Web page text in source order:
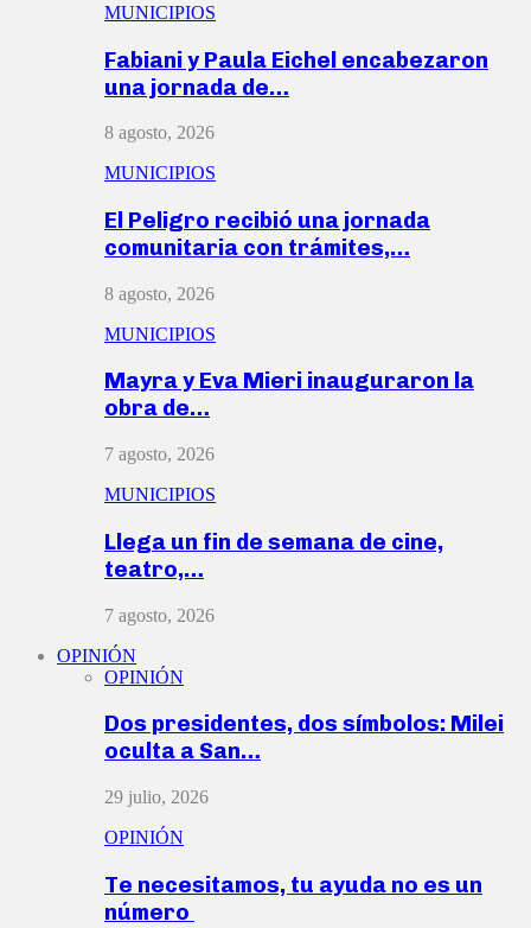
MUNICIPIOS
Fabiani y Paula Eichel encabezaron
una jornada de…
8 agosto, 2026
MUNICIPIOS
El Peligro recibió una jornada
comunitaria con trámites,…
8 agosto, 2026
MUNICIPIOS
Mayra y Eva Mieri inauguraron la
obra de…
7 agosto, 2026
MUNICIPIOS
Llega un fin de semana de cine,
teatro,…
7 agosto, 2026
OPINIÓN
OPINIÓN
Dos presidentes, dos símbolos: Milei
oculta a San…
29 julio, 2026
OPINIÓN
Te necesitamos, tu ayuda no es un
número